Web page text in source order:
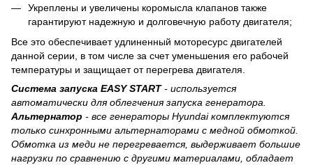
Укреплены и увеличены коромысла клапанов также
гарантируют надежную и долговечную работу двигателя;
Все это обеспечивает удлиненный моторесурс двигателей
данной серии, в том числе за счет уменьшения его рабочей
температуры и защищает от перегрева двигателя.
Система запуска EASY START- используется
автоматически для облегчения запуска генератора.
Альтернатор - все генераторы Hyundai комплектуются
только синхронными альтернаторами с медной обмоткой.
Обмотка из меди не перегревается, выдерживает большие
нагрузки по сравнению с другими материалами, обладает